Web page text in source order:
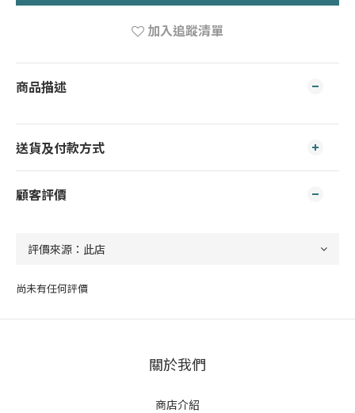
加入追蹤清單
商品描述
送貨及付款方式
顧客評價
尚未有任何評價
關於我們
商店介紹